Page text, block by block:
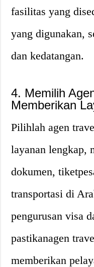
fasilitas yang
yang digunakan,
dan kedatangan.
4. Memilih
Memberikan
Pilihlah agen
layanan lengkap,
dokumen,
transportasi di
pengurusan visa
pastikanagen
memberikan